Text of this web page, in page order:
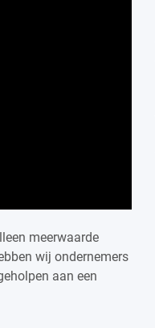
meerwaarde
wij ondernemers
aan een